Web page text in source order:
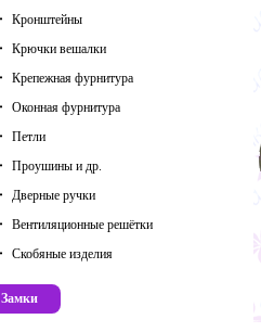
Кронштейны
Крючки вешалки
Крепежная фурнитура
Оконная фурнитура
Петли
Проушины и др.
Дверные ручки
Вентиляционные решётки
Скобяные изделия
Замки